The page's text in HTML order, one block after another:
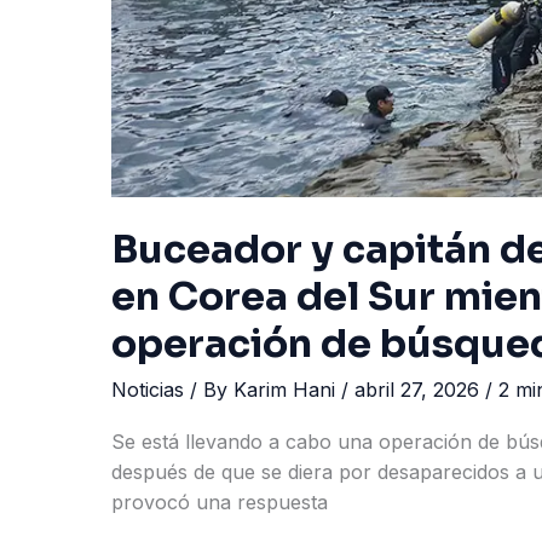
Buceador y capitán
en Corea del Sur
operación de
Noticias / By Karim Hani / abril 27, 2026 / 2
Se está llevando a cabo una operación de
después de que se diera por desaparecidos
provocó una respuesta